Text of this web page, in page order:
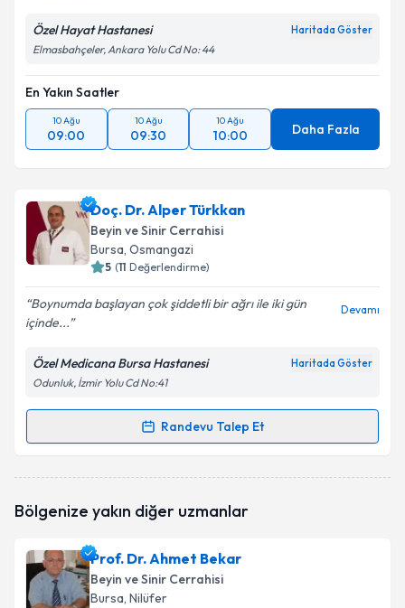
Özel Hayat Hastanesi Haritada Göster
Elmasbahçeler, Ankara Yolu Cd No: 44
En Yakın Saatler
10 Ağu
09:00
10 Ağu
09:30
10 Ağu
10:00 Daha Fazla
Doç. Dr. Alper Türkkan
Beyin ve Sinir Cerrahisi
Bursa, Osmangazi
5 (11 Değerlendirme)
Boynumda başlayan çok şiddetli bir ağrı ile iki gün
içinde...
Devamı
Özel Medicana Bursa Hastanesi Haritada Göster
Odunluk, İzmir Yolu Cd No:41
Randevu Talep Et
Randevu Takvimi Talebi
oluşturun. Size bu uzmandan randevu almanız için bir
E-posta Adresiniz
Bölgenize yakın diğer uzmanlar
Prof. Dr. Ahmet Bekar
Beyin ve Sinir Cerrahisi
Bursa, Nilüfer